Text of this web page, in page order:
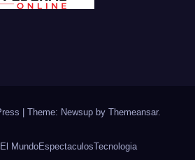
Theme: Newsup by Themeansar.
El MundoEspectaculosTecnologia